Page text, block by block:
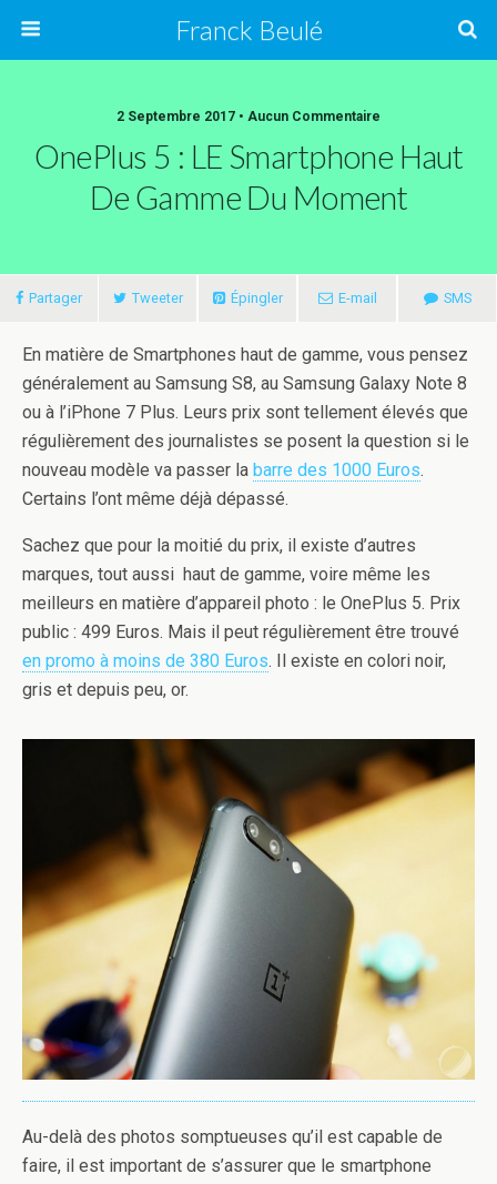
Franck Beulé
2 Septembre 2017 • Aucun Commentaire
OnePlus 5 : LE Smartphone Haut
De Gamme Du Moment
Partager Tweeter Épingler E-mail SMS
En matière de Smartphones haut de gamme, vous pensez
généralement au Samsung S8, au Samsung Galaxy Note 8
ou à l’iPhone 7 Plus. Leurs prix sont tellement élevés que
régulièrement des journalistes se posent la question si le
nouveau modèle va passer la barre des 1000 Euros.
Certains l’ont même déjà dépassé.
Sachez que pour la moitié du prix, il existe d’autres
marques, tout aussi haut de gamme, voire même les
meilleurs en matière d’appareil photo : le OnePlus 5. Prix
public : 499 Euros. Mais il peut régulièrement être trouvé
en promo à moins de 380 Euros. Il existe en colori noir,
gris et depuis peu, or.
Au-delà des photos somptueuses qu’il est capable de
faire, il est important de s’assurer que le smartphone